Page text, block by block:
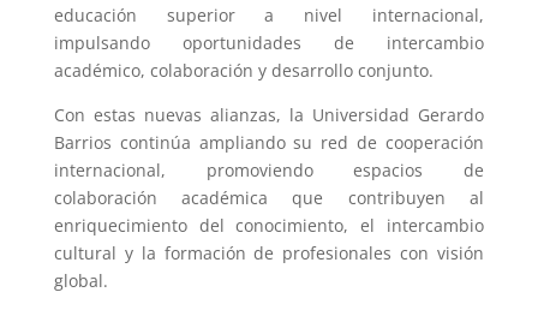
educación superior a nivel internacional,
impulsando oportunidades de intercambio
académico, colaboración y desarrollo conjunto.
Con estas nuevas alianzas, la Universidad Gerardo
Barrios continúa ampliando su red de cooperación
internacional, promoviendo espacios de
colaboración académica que contribuyen al
enriquecimiento del conocimiento, el intercambio
cultural y la formación de profesionales con visión
global.